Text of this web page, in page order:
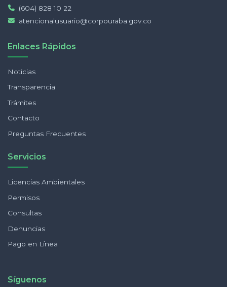
(604) 828 10 22
atencionalusuario@corpouraba.gov.co
Enlaces Rápidos
Noticias
Transparencia
Trámites
Contacto
Preguntas Frecuentes
Servicios
Licencias Ambientales
Permisos
Consultas
Denuncias
Pago en Línea
Síguenos